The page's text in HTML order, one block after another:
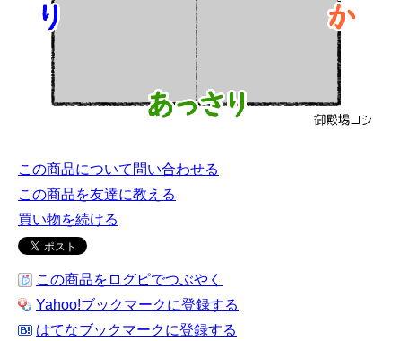
この商品について問い合わせる
この商品を友達に教える
買い物を続ける
この商品をログピでつぶやく
Yahoo!ブックマークに登録する
はてなブックマークに登録する